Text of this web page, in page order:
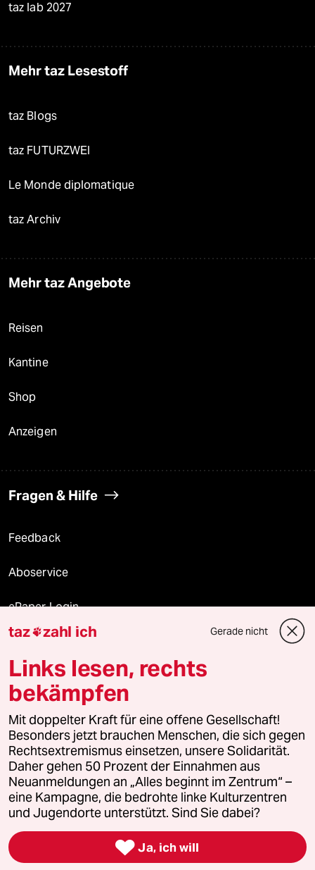
taz lab 2027
Mehr taz Lesestoff
taz Blogs
taz FUTURZWEI
Le Monde diplomatique
taz Archiv
Mehr taz Angebote
Reisen
Kantine
Shop
Anzeigen
Fragen & Hilfe
Feedback
Aboservice
ePaper Login
Downloads für Abonnierende
© 2026 taz Verlags und Vertriebs GmbH
Alle Rechte vorbehalten. Bei rechtlichen Fragen oder für Genehmigungen
wenden Sie sich bitte an
lizenzen@taz.de
Feedback Redaktionsstatut Kommune-Richtlinien
Leitlinie Informant Datenschutz Impressum AGB
Seitenwende Einwilligungen widerrufen (Ads)
taz zahl ich Gerade nicht
Links lesen, rechts
bekämpfen
Mit doppelter Kraft für eine offene Gesellschaft!
Besonders jetzt brauchen Menschen, die sich gegen
Rechtsextremismus einsetzen, unsere Solidarität.
Daher gehen 50 Prozent der Einnahmen aus
Neuanmeldungen an „Alles beginnt im Zentrum“ –
eine Kampagne, die bedrohte linke Kulturzentren
und Jugendorte unterstützt. Sind Sie dabei?
 Ja, ich will